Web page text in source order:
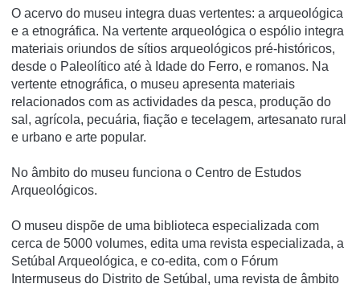
O acervo do museu integra duas vertentes: a arqueológica
e a etnográfica. Na vertente arqueológica o espólio integra
materiais oriundos de sí­tios arqueológicos pré-históricos,
desde o Paleolí­tico até à Idade do Ferro, e romanos. Na
vertente etnográfica, o museu apresenta materiais
relacionados com as actividades da pesca, produção do
sal, agrí­cola, pecuária, fiação e tecelagem, artesanato rural
e urbano e arte popular.
No âmbito do museu funciona o Centro de Estudos
Arqueológicos.
O museu dispõe de uma biblioteca especializada com
cerca de 5000 volumes, edita uma revista especializada, a
Setúbal Arqueológica, e co-edita, com o Fórum
Intermuseus do Distrito de Setúbal, uma revista de âmbito